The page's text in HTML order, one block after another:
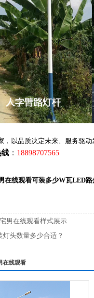
，以品质决定未来、服务驱
线 ： 18898707565
在线观看可装多少W瓦LED路
男在线观看样式展示
头数量多少合适？
在线观看